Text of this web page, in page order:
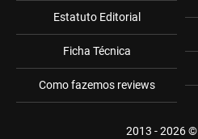
Estatuto Editorial
Ficha Técnica
Como fazemos reviews
2013 - 2026 ©